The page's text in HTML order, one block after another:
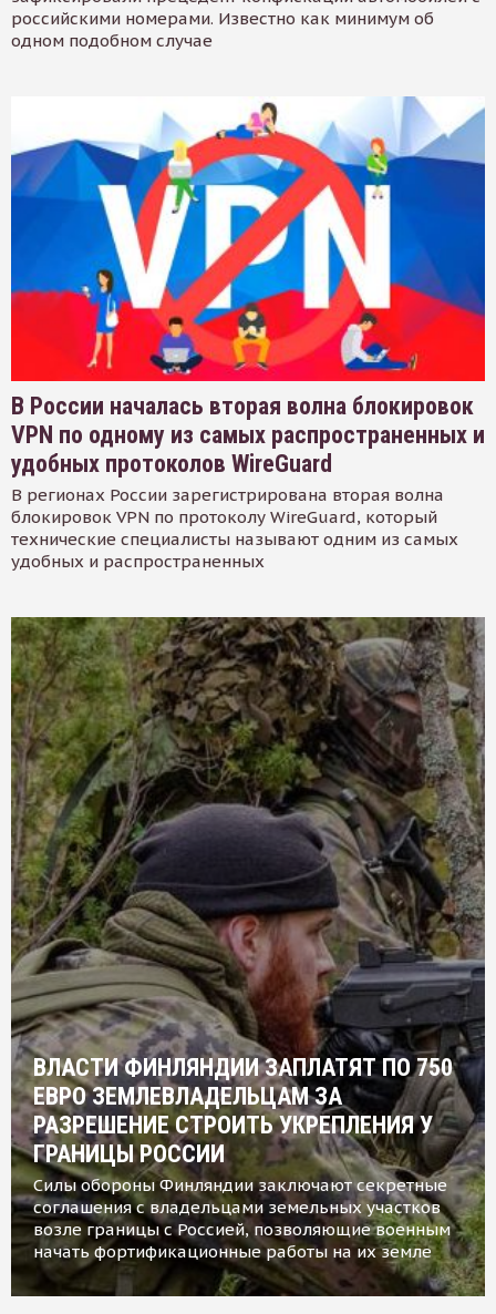
российскими номерами. Известно как минимум об
одном подобном случае
В России началась вторая волна блокировок
VPN по одному из самых распространенных и
удобных протоколов WireGuard
В регионах России зарегистрирована вторая волна
блокировок VPN по протоколу WireGuard, который
технические специалисты называют одним из самых
удобных и распространенных
ВЛАСТИ ФИНЛЯНДИИ ЗАПЛАТЯТ ПО 750
ЕВРО ЗЕМЛЕВЛАДЕЛЬЦАМ ЗА
РАЗРЕШЕНИЕ СТРОИТЬ УКРЕПЛЕНИЯ У
ГРАНИЦЫ РОССИИ
Силы обороны Финляндии заключают секретные
соглашения с владельцами земельных участков
возле границы с Россией, позволяющие военным
начать фортификационные работы на их земле